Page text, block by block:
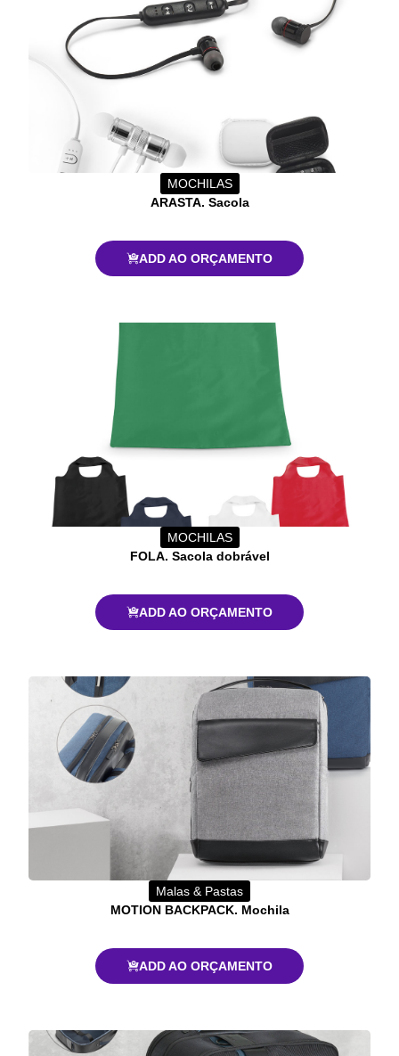
MOCHILAS
ARASTA. Sacola
ADD AO ORÇAMENTO
MOCHILAS
FOLA. Sacola dobrável
ADD AO ORÇAMENTO
Malas & Pastas
MOTION BACKPACK. Mochila
ADD AO ORÇAMENTO